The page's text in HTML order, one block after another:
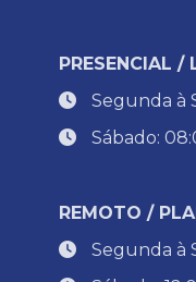
PRESENCIAL /
Segunda à
Sábado:
REMOTO /
Segunda à